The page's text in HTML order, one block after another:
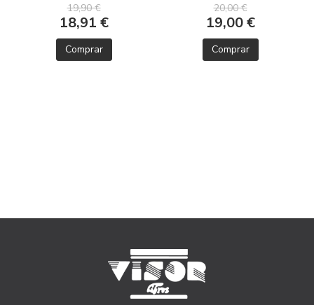
19,90 €
18,91 €
Comprar
20,00 €
19,00 €
Comprar